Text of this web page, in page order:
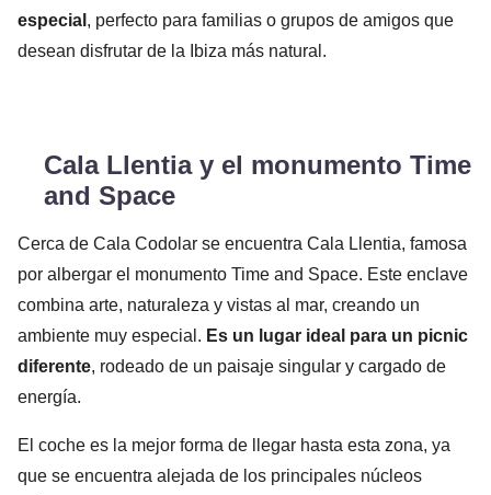
especial , perfecto para familias o grupos de amigos que
desean disfrutar de la Ibiza más natural.
Cala Llentia y el monumento Time
and Space
Cerca de Cala Codolar se encuentra Cala Llentia, famosa
por albergar el monumento Time and Space. Este enclave
combina arte, naturaleza y vistas al mar, creando un
ambiente muy especial. Es un lugar ideal para un picnic
diferente, rodeado de un paisaje singular y cargado de
energía.
El coche es la mejor forma de llegar hasta esta zona, ya
que se encuentra alejada de los principales núcleos